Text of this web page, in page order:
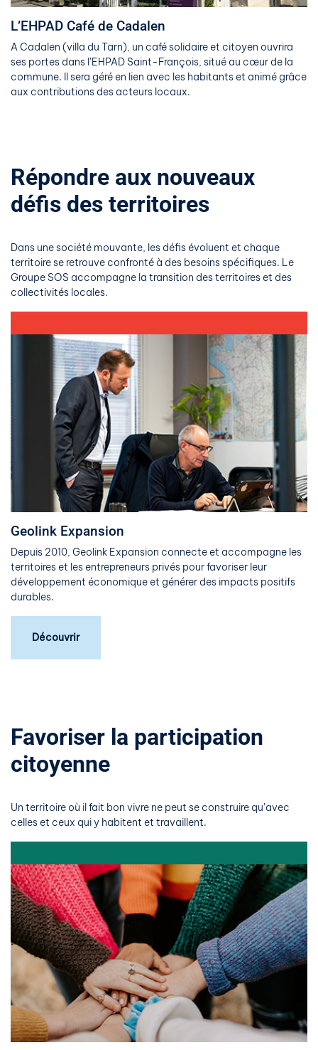
L’EHPAD Café de Cadalen
A Cadalen (villa du Tarn), un café solidaire et citoyen ouvrira
ses portes dans l’EHPAD Saint-François, situé au cœur de la
commune. Il sera géré en lien avec les habitants et animé grâce
aux contributions des acteurs locaux.
Répondre aux nouveaux
défis des territoires
Dans une société mouvante, les défis évoluent et chaque
territoire se retrouve confronté à des besoins spécifiques. Le
Groupe SOS accompagne la transition des territoires et des
collectivités locales.
Geolink Expansion
Depuis 2010, Geolink Expansion connecte et accompagne les
territoires et les entrepreneurs privés pour favoriser leur
développement économique et générer des impacts positifs
durables.
Découvrir
Favoriser la participation
citoyenne
Un territoire où il fait bon vivre ne peut se construire qu’avec
celles et ceux qui y habitent et travaillent.